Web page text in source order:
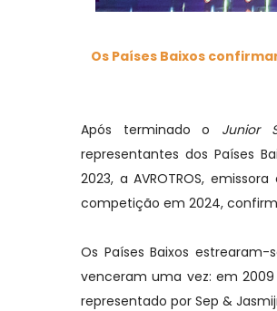
Os Países Baixos
Após terminado o Junior
representantes dos Países
2023, a AVROTROS,
competição em 2024,
Os Países Baixos
venceram uma vez: em
representado por Sep &